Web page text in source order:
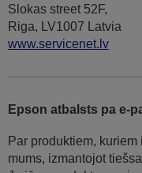
Slokas street 52F,
Riga, LV1007 Latvia
www.servicenet.lv
Epson atbalsts pa e-
Par produktiem,
mums, izmantojot